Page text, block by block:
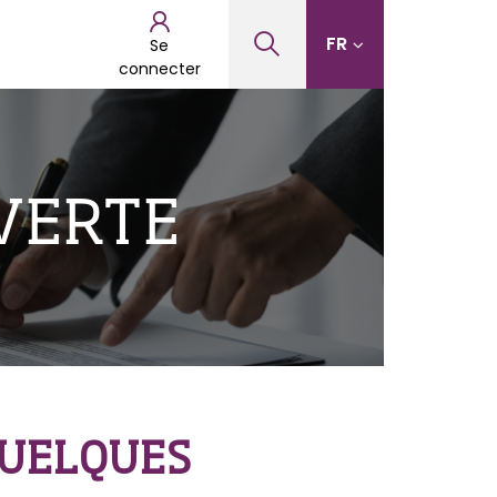
Se
connecter
FR